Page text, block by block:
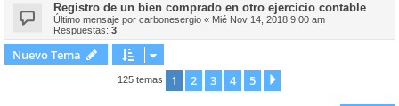
Registro de un bien comprado en otro ejercicio contable
Último mensaje por carbonesergio « Mié Nov 14, 2018 9:00 am
Respuestas: 3
Nuevo Tema
125 temas 1 2 3 4 5